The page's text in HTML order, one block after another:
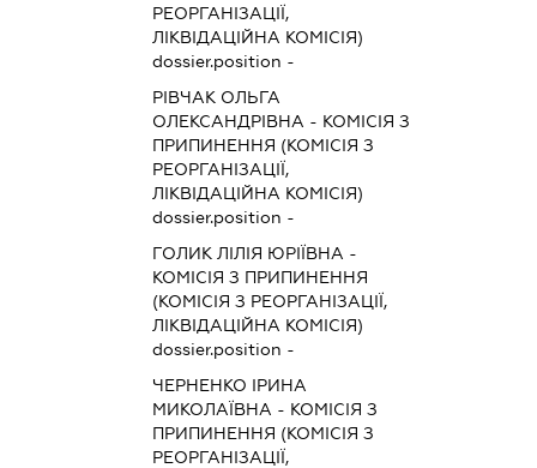
РЕОРГАНІЗАЦІЇ,
ЛІКВІДАЦІЙНА КОМІСІЯ)
dossier.position -
РІВЧАК ОЛЬГА
ОЛЕКСАНДРІВНА - КОМІСІЯ З
ПРИПИНЕННЯ (КОМІСІЯ З
РЕОРГАНІЗАЦІЇ,
ЛІКВІДАЦІЙНА КОМІСІЯ)
dossier.position -
ГОЛИК ЛІЛІЯ ЮРІЇВНА -
КОМІСІЯ З ПРИПИНЕННЯ
(КОМІСІЯ З РЕОРГАНІЗАЦІЇ,
ЛІКВІДАЦІЙНА КОМІСІЯ)
dossier.position -
ЧЕРНЕНКО ІРИНА
МИКОЛАЇВНА - КОМІСІЯ З
ПРИПИНЕННЯ (КОМІСІЯ З
РЕОРГАНІЗАЦІЇ,